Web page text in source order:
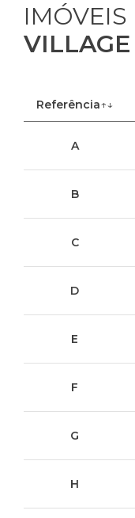
IMÓVEIS
VILLAGE
Referência↑↓
A
B
C
D
E
F
G
H